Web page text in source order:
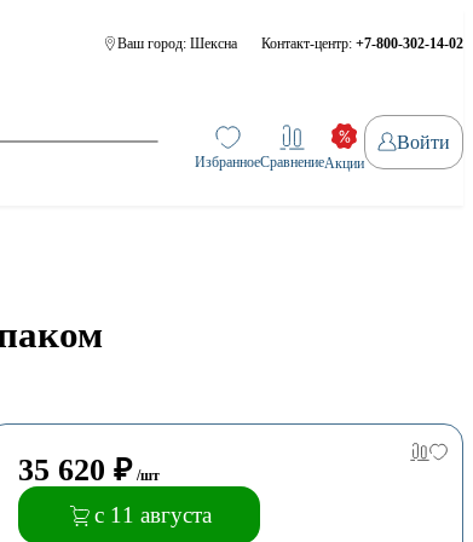
Ваш город: Шексна Контакт-центр: +7-800-302-14-02
ИзбранноеСравнениеАкции
Войти
35 620 ₽ /шт
с 11 августа